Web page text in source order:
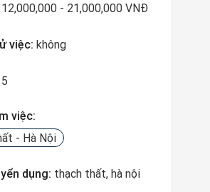
12,000,000 - 21,000,000 VNĐ
việc: không
việc:
- Hà Nội
dụng: thạch thất, hà nội